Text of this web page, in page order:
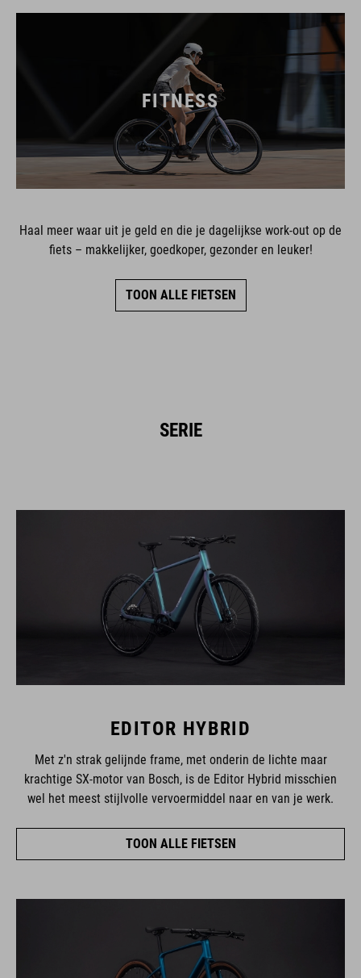
FITNESS
Haal meer waar uit je geld en die je dagelijkse work-out op de
fiets – makkelijker, goedkoper, gezonder en leuker!
TOON ALLE FIETSEN
SERIE
EDITOR HYBRID
Met z'n strak gelijnde frame, met onderin de lichte maar
krachtige SX-motor van Bosch, is de Editor Hybrid misschien
wel het meest stijlvolle vervoermiddel naar en van je werk.
TOON ALLE FIETSEN